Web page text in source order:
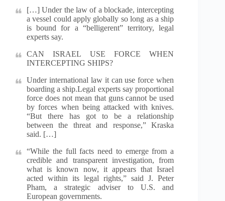
[…] Under the law of a blockade, intercepting
a vessel could apply globally so long as a ship
is bound for a “belligerent” territory, legal
experts say.
CAN ISRAEL USE FORCE WHEN
INTERCEPTING SHIPS?
Under international law it can use force when
boarding a ship.Legal experts say proportional
force does not mean that guns cannot be used
by forces when being attacked with knives.
“But there has got to be a relationship
between the threat and response,” Kraska
said. […]
“While the full facts need to emerge from a
credible and transparent investigation, from
what is known now, it appears that Israel
acted within its legal rights,” said J. Peter
Pham, a strategic adviser to U.S. and
European governments.